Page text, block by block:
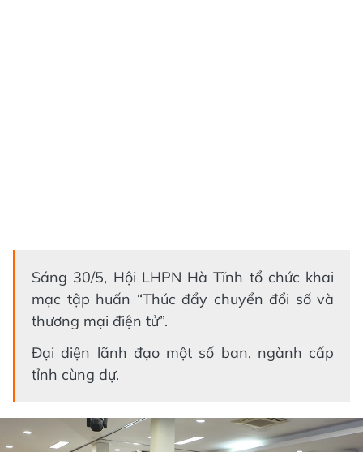
Sáng 30/5, Hội LHPN Hà Tĩnh tổ chức khai
mạc tập huấn “Thúc đẩy chuyển đổi số và
thương mại điện tử”.
Đại diện lãnh đạo một số ban, ngành cấp
tỉnh cùng dự.